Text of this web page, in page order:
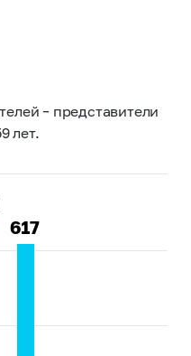
– представители
лет.
617
617